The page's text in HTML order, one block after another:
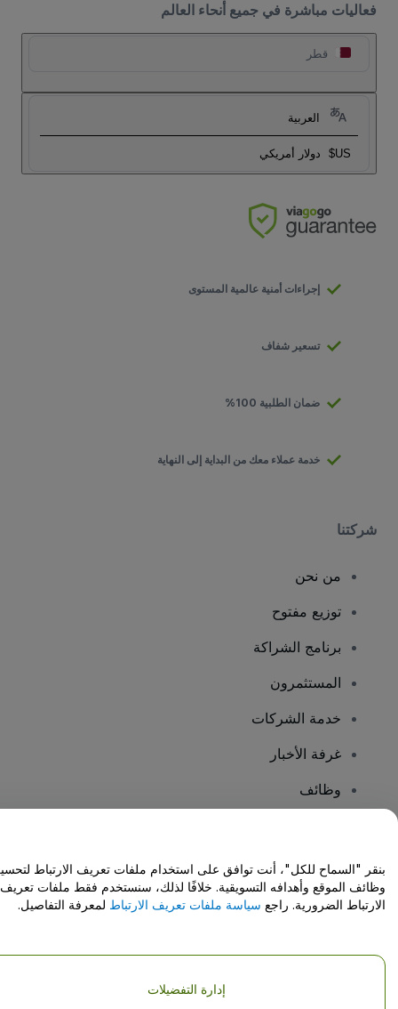
فعاليات مباشرة في جميع أنحاء العالم
قطر
العربية
US$ دولار أمريكي
إجراءات أمنية عالمية المستوى
تسعير شفاف
ضمان الطلبية 100%
خدمة عملاء معك من البداية إلى النهاية
شركتنا
من نحن
توزيع مفتوح
برنامج الشراكة
المستثمرون
خدمة الشركات
غرفة الأخبار
وظائف
مركز المساعدة / اتصل بنا
حقوق النشر © شركة فياجوجو المحدودة 2026
تفاصيل الشركة
بنقر "السماح للكل"، أنت توافق على استخدام ملفات تعريف الارتباط
وظائف الموقع وأهدافه التسويقية. خلافًا لذلك، سنستخدم فقط ملفات تعريف
الارتباط الضرورية. راجع سياسة ملفات تعريف الارتباط لمعرفة التفاصيل.
إدارة التفضيلات